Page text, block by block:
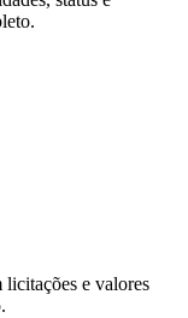
licitações e valores